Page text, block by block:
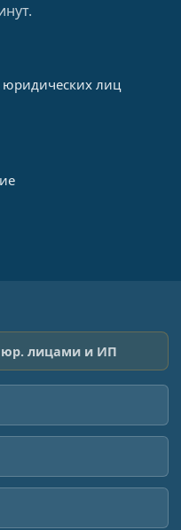
лиц
юр. лицами и ИП